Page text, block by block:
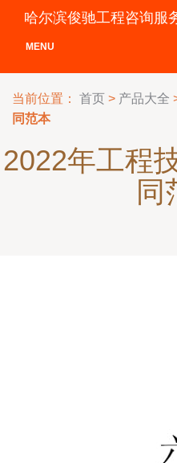
哈尔滨俊驰工程咨询服
MENU
当前位置： 首页 > 产品大全
同范本
2022年工程
同